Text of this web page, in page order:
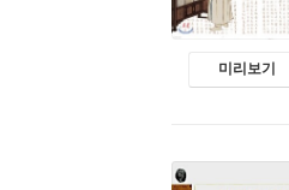
미리보기